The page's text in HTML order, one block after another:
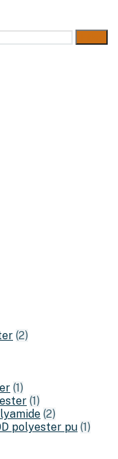
(2)
(1)
(1)
(2)
polyester pu (1)